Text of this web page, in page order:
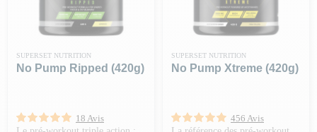
SUPERSET NUTRITION
No Pump Ripped (420g)
18 Avis
SUPERSET NUTRITION
No Pump Xtreme (420g)
456 Avis